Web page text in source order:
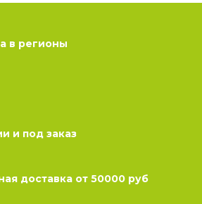
в регионы
и под заказ
доставка от 50000 руб